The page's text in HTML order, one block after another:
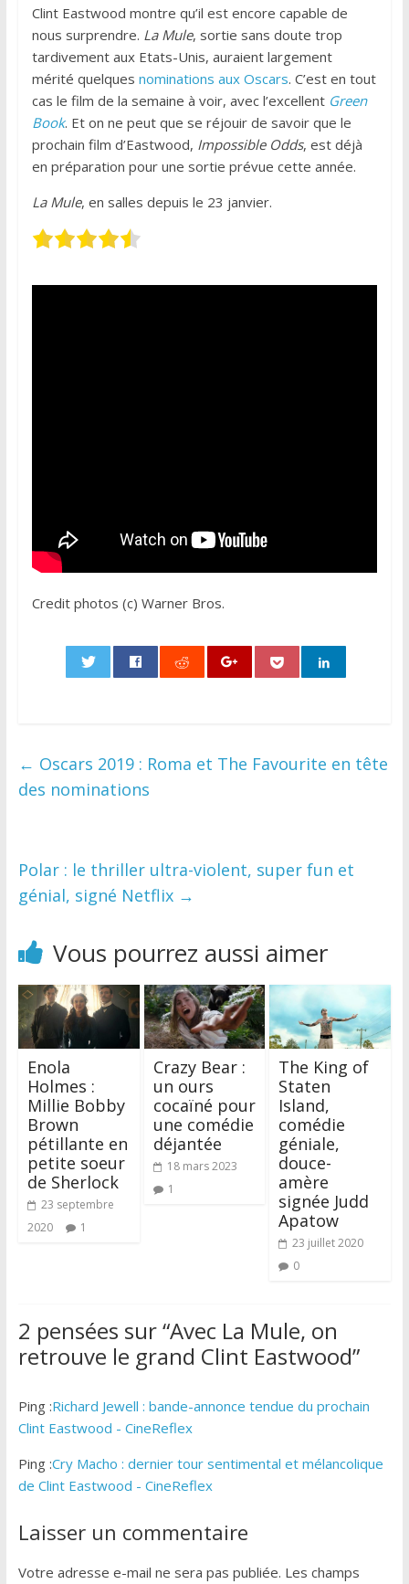
Clint Eastwood montre qu’il est encore capable de
nous surprendre. La Mule, sortie sans doute trop
tardivement aux Etats-Unis, auraient largement
mérité quelques nominations aux Oscars. C’est en tout
cas le film de la semaine à voir, avec l’excellent Green
Book. Et on ne peut que se réjouir de savoir que le
prochain film d’Eastwood, Impossible Odds, est déjà
en préparation pour une sortie prévue cette année.
La Mule, en salles depuis le 23 janvier.
Credit photos (c) Warner Bros.
← Oscars 2019 : Roma et The Favourite en tête
des nominations
Polar : le thriller ultra-violent, super fun et
génial, signé Netflix →
Vous pourrez aussi aimer
Enola
Holmes :
Millie Bobby
Brown
pétillante en
petite soeur
de Sherlock
23 septembre
2020
1
Crazy Bear :
un ours
cocaïné pour
une comédie
déjantée
18 mars 2023
1
The King of
Staten
Island,
comédie
géniale,
douce-
amère
signée Judd
Apatow
23 juillet 2020
0
2 pensées sur “Avec La Mule, on
retrouve le grand Clint Eastwood”
Ping :Richard Jewell : bande-annonce tendue du prochain
Clint Eastwood - CineReflex
Ping :Cry Macho : dernier tour sentimental et mélancolique
de Clint Eastwood - CineReflex
Laisser un commentaire
Votre adresse e-mail ne sera pas publiée. Les champs